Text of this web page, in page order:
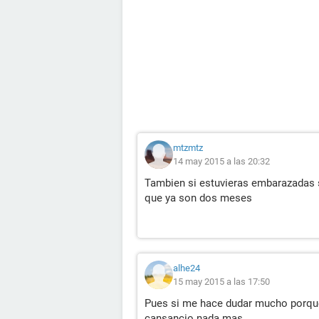
mtzmtz
14 may 2015 a las 20:32
Tambien si estuvieras
que ya son dos meses
alhe24
15 may 2015 a las 17:50
Pues si me hace dudar mucho